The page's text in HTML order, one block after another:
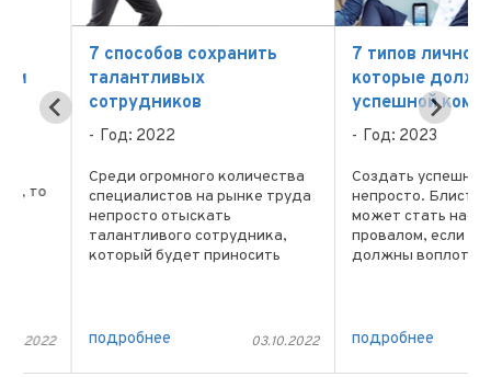
7 способов сохранить
талантливых
сотрудников
Год: 2022
Среди огромного количества
специалистов на рынке труда
непросто отыскать
талантливого сотрудника,
который будет приносить
точки зрения дохода,
подробнее 03.10.2022
7 типов личностей,
которые должны
успешной команде
Год: 2023
Создать успешную
непросто.
может стать настоящим
провалом, если люди,
должны воплотить ее в
иным причинам.
подробнее